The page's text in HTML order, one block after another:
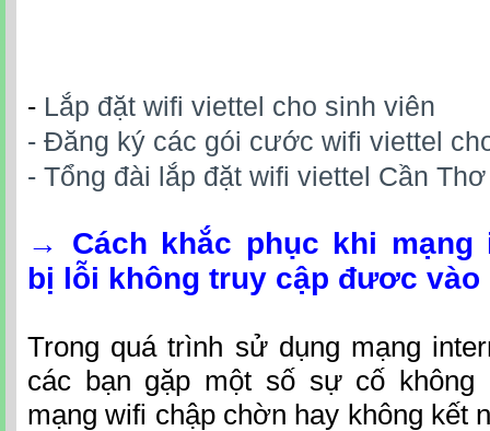
- Lắp đặt wifi viettel cho sinh viên
- Đăng ký các gói cước wifi viettel
- Tổng đài lắp đặt wifi viettel Cần
→ Cách khắc phục khi mạng
bị lỗi không truy cập đươc vào
Trong quá trình sử dụng mạng
các bạn gặp một số sự cố không
mạng wifi chập chờn hay không kết